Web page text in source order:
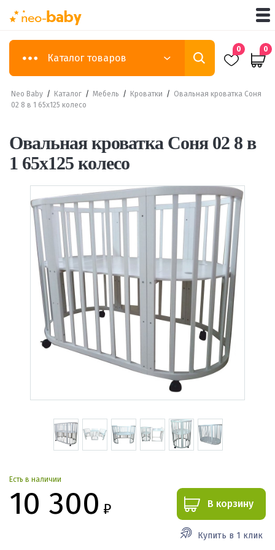
Каталог товаров
0 0
Neo Baby / Каталог / Мебель / Кроватки / Овальная кроватка Соня
02 8 в 1 65х125 колесо
Овальная кроватка Соня 02 8 в
1 65х125 колесо
Есть в наличии
10 300 ₽ В корзину
Купить в 1 клик